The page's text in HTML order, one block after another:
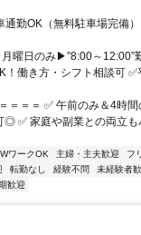
勤OK（無料駐車場完備）
曜日のみ▶”8:00～12:00”
！働き方・シフト相談可 ✅
＝＝ ✅ 午前のみ＆4時間
✅ 家庭や副業との両立も
ワークOK 主婦・主夫歓迎
フ
転勤なし 経験不問 未経験者
歓迎